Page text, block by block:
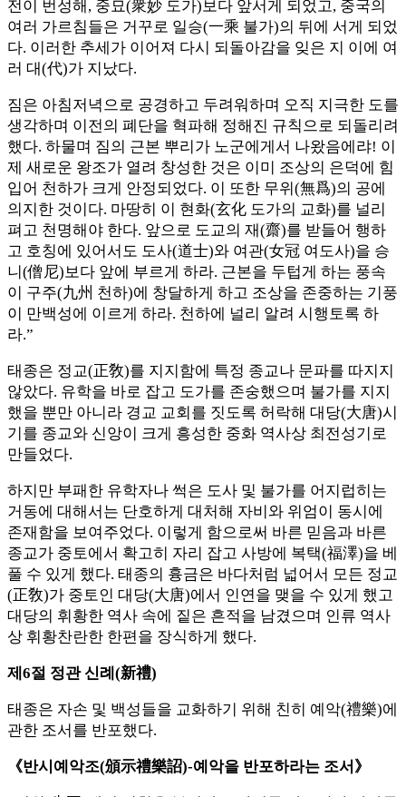
전이 번성해, 중묘(衆妙 도가)보다 앞서게 되었고, 중국의
여러 가르침들은 거꾸로 일승(一乘 불가)의 뒤에 서게 되었
다. 이러한 추세가 이어져 다시 되돌아감을 잊은 지 이에 여
러 대(代)가 지났다.
짐은 아침저녁으로 공경하고 두려워하며 오직 지극한 도를
생각하며 이전의 폐단을 혁파해 정해진 규칙으로 되돌리려
했다. 하물며 짐의 근본 뿌리가 노군에게서 나왔음에랴! 이
제 새로운 왕조가 열려 창성한 것은 이미 조상의 은덕에 힘
입어 천하가 크게 안정되었다. 이 또한 무위(無爲)의 공에
의지한 것이다. 마땅히 이 현화(玄化 도가의 교화)를 널리
펴고 천명해야 한다. 앞으로 도교의 재(齋)를 받들어 행하
고 호칭에 있어서도 도사(道士)와 여관(女冠 여도사)을 승
니(僧尼)보다 앞에 부르게 하라. 근본을 두텁게 하는 풍속
이 구주(九州 천하)에 창달하게 하고 조상을 존중하는 기풍
이 만백성에 이르게 하라. 천하에 널리 알려 시행토록 하
라.”
태종은 정교(正敎)를 지지함에 특정 종교나 문파를 따지지
않았다. 유학을 바로 잡고 도가를 존숭했으며 불가를 지지
했을 뿐만 아니라 경교 교회를 짓도록 허락해 대당(大唐)시
기를 종교와 신앙이 크게 흥성한 중화 역사상 최전성기로
만들었다.
하지만 부패한 유학자나 썩은 도사 및 불가를 어지럽히는
거동에 대해서는 단호하게 대처해 자비와 위엄이 동시에
존재함을 보여주었다. 이렇게 함으로써 바른 믿음과 바른
종교가 중토에서 확고히 자리 잡고 사방에 복택(福澤)을 베
풀 수 있게 했다. 태종의 흉금은 바다처럼 넓어서 모든 정교
(正敎)가 중토인 대당(大唐)에서 인연을 맺을 수 있게 했고
대당의 휘황한 역사 속에 짙은 흔적을 남겼으며 인류 역사
상 휘황찬란한 한편을 장식하게 했다.
제6절 정관 신례(新禮)
태종은 자손 및 백성들을 교화하기 위해 친히 예악(禮樂)에
관한 조서를 반포했다.
《반시예악조(頒示禮樂詔)-예악을 반포하라는 조서》